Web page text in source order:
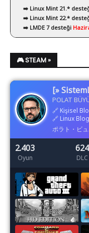
➡️ Linux Mint 21.*
➡️ Linux Mint 22.*
➡️ LMDE 7 desteği
🎮 STEAM »
[»
POLAT
🔗 Kişisel
🔗 Linux Blog
ポラト・ビ
2.403
Oyun
624
DLC